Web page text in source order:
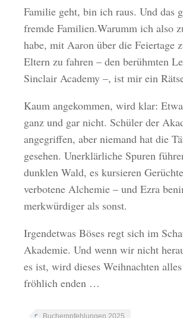
Familie geht, bin ich raus. Und das
fremde Familien.Warumm ich also
habe, mit Aaron über die Feiertage
Eltern zu fahren – den berühmten
Sinclair Academy –, ist mir ein
Kaum angekommen, wird klar:
ganz und gar nicht. Schüler der
angegriffen, aber niemand hat die
gesehen. Unerklärliche Spuren
dunklen Wald, es kursieren
verbotene Alchemie – und Ezra
merkwürdiger als sonst.
Irgendetwas Böses regt sich im
Akademie. Und wenn wir nicht
es ist, wird dieses Weihnachten
fröhlich enden …
Buchempfehlungen 2025